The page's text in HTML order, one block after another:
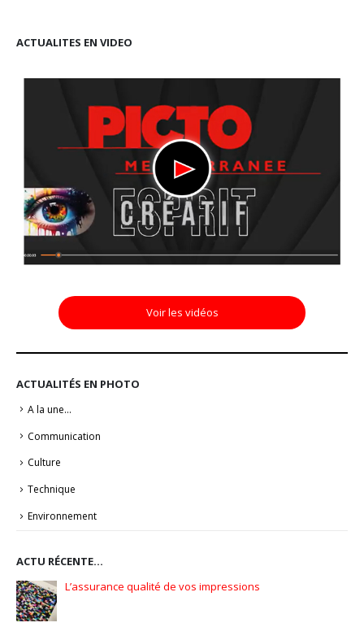
ACTUALITES EN VIDEO
Voir les vidéos
ACTUALITÉS EN PHOTO
A la une…
Communication
Culture
Technique
Environnement
ACTU RÉCENTE…
Pionniers d’hier – Précurseurs de demain